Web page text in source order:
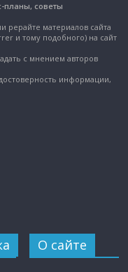
планы, советы
рерайте материалов сайта
и тому подобного) на сайт
с мнением авторов
информации,
О сайте